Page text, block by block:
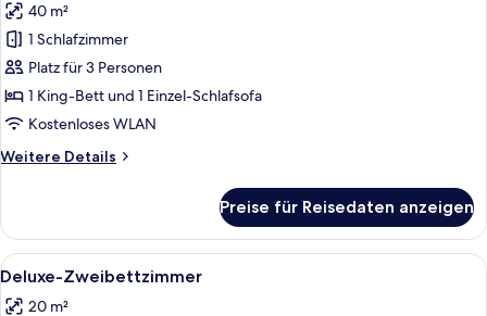
für
Suite
Triple
anzeigen
40 m²
1 Schlafzimmer
Platz für 3 Personen
1 King-Bett und 1 Einzel-Schlafsofa
Kostenloses WLAN
Weitere Details
Weitere
Triple
Preise für Reisedaten anzeigen
Alle
Fotos
Ein Hotelzimmer mit zwei Betten,
7
Deluxe-Zweibettzimmer
20 m²